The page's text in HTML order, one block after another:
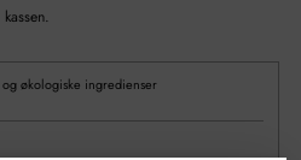
økologiske ingredienser